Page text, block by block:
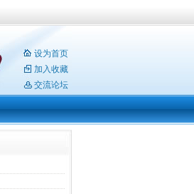
设为首页
加入收藏
交流论坛